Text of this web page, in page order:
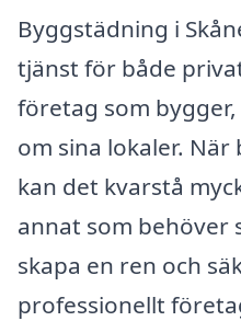
Byggstädning i
tjänst för både
företag som
om sina lokaler.
kan det kvarstå
annat som behöver
skapa en ren och
professionellt